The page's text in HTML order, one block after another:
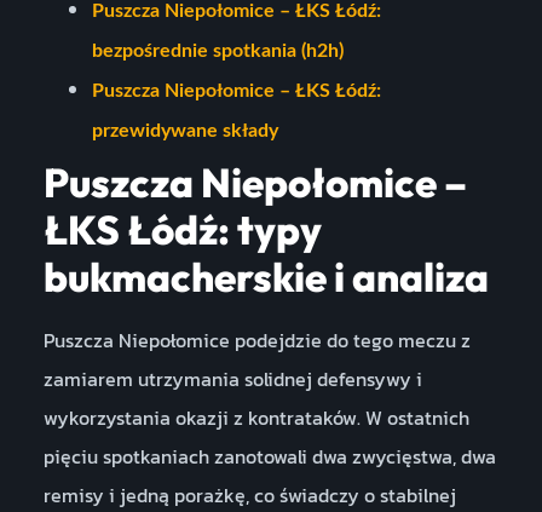
Puszcza Niepołomice – ŁKS Łódź:
bezpośrednie spotkania (h2h)
Puszcza Niepołomice – ŁKS Łódź:
przewidywane składy
Puszcza Niepołomice –
ŁKS Łódź: typy
bukmacherskie i analiza
Puszcza Niepołomice podejdzie do tego meczu z
zamiarem utrzymania solidnej defensywy i
wykorzystania okazji z kontrataków. W ostatnich
pięciu spotkaniach zanotowali dwa zwycięstwa, dwa
remisy i jedną porażkę, co świadczy o stabilnej